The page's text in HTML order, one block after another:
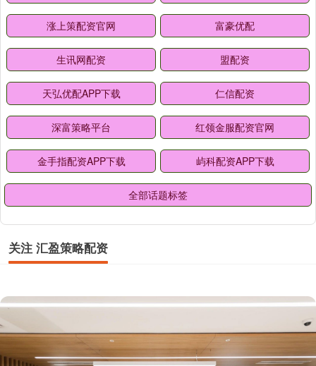
涨上策配资官网 富豪优配
生讯网配资 盟配资
天弘优配APP下载 仁信配资
深富策略平台 红领金服配资官网
金手指配资APP下载 屿科配资APP下载
全部话题标签
关注 汇盈策略配资